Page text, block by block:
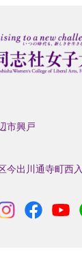
市興戸
今出川通寺町西入